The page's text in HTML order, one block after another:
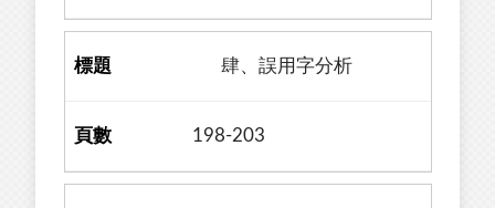
肆、誤用字分析
198-203